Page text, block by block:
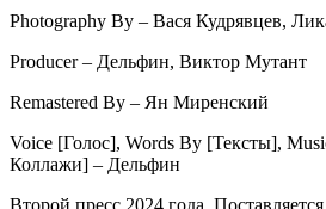
Photography By – Вася Кудрявцев,
Producer – Дельфин, Виктор Мутант
Remastered By – Ян Миренский
Voice [Голос], Words By [Тексты],
Коллажи] – Дельфин
Второй пресс 2024 года.